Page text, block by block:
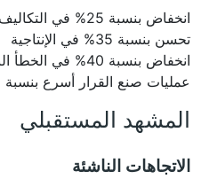
انخفاض بنسبة 25% في التكاليف التشغيلية
تحسن بنسبة 35% في الإنتاجية
انخفاض بنسبة 40% في الخطأ البشري
عمليات صنع القرار أسرع بنسبة 50%
المشهد المستقبلي
الاتجاهات الناشئة